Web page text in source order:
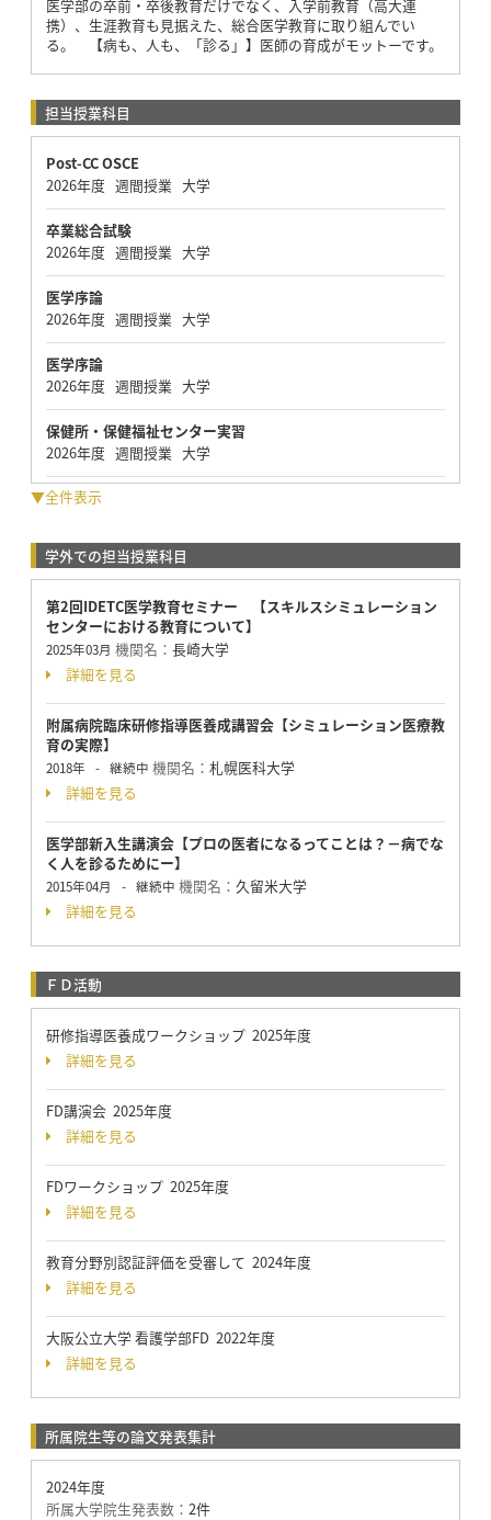
医学部の卒前・卒後教育だけでなく、入学前教育（高大連
携）、生涯教育も見据えた、総合医学教育に取り組んでい
る。 【病も、人も、「診る」】医師の育成がモットーです。
担当授業科目
Post-CC OSCE
2026年度 週間授業 大学
卒業総合試験
2026年度 週間授業 大学
医学序論
2026年度 週間授業 大学
医学序論
2026年度 週間授業 大学
保健所・保健福祉センター実習
2026年度 週間授業 大学
▼全件表示
学外での担当授業科目
第2回IDETC医学教育セミナー 【スキルスシミュレーション
センターにおける教育について】
2025年03月 機関名： 長崎大学
詳細を見る
附属病院臨床研修指導医養成講習会【シミュレーション医療教
育の実際】
2018年 - 継続中 機関名： 札幌医科大学
詳細を見る
医学部新入生講演会【プロの医者になるってことは？－病でな
く人を診るためにー】
2015年04月 - 継続中 機関名： 久留米大学
詳細を見る
ＦＤ活動
研修指導医養成ワークショップ 2025年度
詳細を見る
FD講演会 2025年度
詳細を見る
FDワークショップ 2025年度
詳細を見る
教育分野別認証評価を受審して 2024年度
詳細を見る
大阪公立大学 看護学部FD 2022年度
詳細を見る
所属院生等の論文発表集計
2024年度
所属大学院生発表数： 2件